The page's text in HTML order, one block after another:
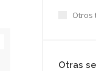
Otros
Otras